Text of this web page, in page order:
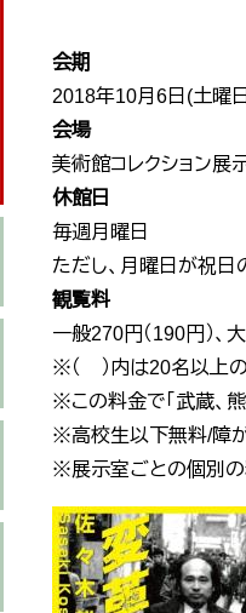
会期
2018年10月6日(土曜
会場
美術館コレクション展
休館日
毎週月曜日
ただし、月曜日が祝日
観覧料
一般270円（190円）、
※（ ）内は20名以上
※この料金で「武蔵、
※高校生以下無料/障
※展示室ごとの個別の